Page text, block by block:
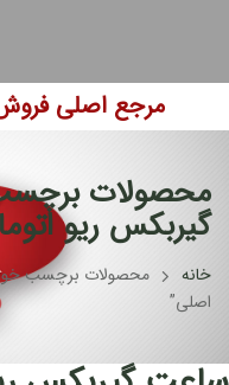
مرجع اصلی
محصولات
گیربکس ریو
خانه
محصولات برچسب
اصلی”